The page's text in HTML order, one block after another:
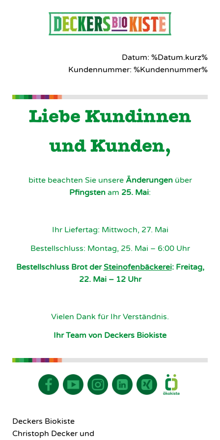
Datum: %Datum.kurz%
Kundennummer: %Kundennummer%
Liebe Kundinnen
und Kunden,
bitte beachten Sie unsere Änderungenüber
Pfingsten am 25. Mai:
Ihr Liefertag: Mittwoch, 27. Mai
Bestellschluss: Montag, 25. Mai – 6:00 Uhr
Bestellschluss Brot derSteinofenbäckerei: Freitag,
22. Mai – 12 Uhr
Vielen Dank für Ihr Verständnis.
Ihr Team von Deckers Biokiste
Deckers Biokiste
Christoph Decker und